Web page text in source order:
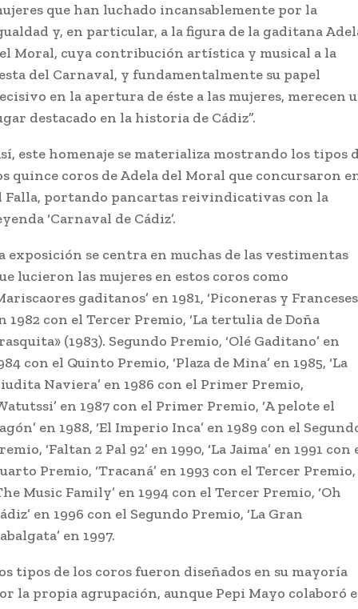
que han luchado incansablemente por la
y, en particular, a la figura de la gaditana
Moral, cuya contribución artística y musical a la
del Carnaval, y fundamentalmente su papel
en la apertura de éste a las mujeres, merecen
destacado en la historia de Cádiz”.
este homenaje se materializa mostrando los tipos
quince coros de Adela del Moral que concursaron
Falla, portando pancartas reivindicativas con la
‘Carnaval de Cádiz’.
exposición se centra en muchas de las vestimentas
lucieron las mujeres en estos coros como
gaditanos’ en 1981, ‘Piconeras y
1982 con el Tercer Premio, ‘La tertulia de Doña
(1983). Segundo Premio, ‘Olé Gaditano’ en
con el Quinto Premio, ‘Plaza de Mina’ en 1985, ‘La
Naviera’ en 1986 con el Primer Premio,
en 1987 con el Primer Premio, ‘A pelote el
en 1988, ‘El Imperio Inca’ en 1989 con el
‘Faltan 2 Pal 92’ en 1990, ‘La Jaima’ en 1991 con
Premio, ‘Tracaná’ en 1993 con el Tercer Premio,
Music Family’ en 1994 con el Tercer Premio, ‘Oh
en 1996 con el Segundo Premio, ‘La Gran
en 1997.
tipos de los coros fueron diseñados en su mayoría
la propia agrupación, aunque Pepi Mayo colaboró